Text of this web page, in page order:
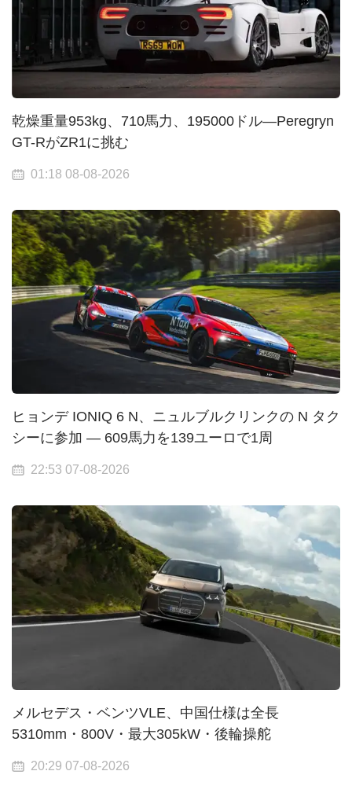
乾燥重量953kg、710馬力、195000ドル—Peregryn
GT-RがZR1に挑む
01:18 08-08-2026
ヒョンデ IONIQ 6 N、ニュルブルクリンクの N タク
シーに参加 — 609馬力を139ユーロで1周
22:53 07-08-2026
メルセデス・ベンツVLE、中国仕様は全長
5310mm・800V・最大305kW・後輪操舵
20:29 07-08-2026